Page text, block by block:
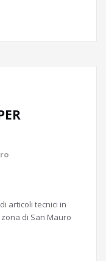
articoli tecnici in
di San Mauro